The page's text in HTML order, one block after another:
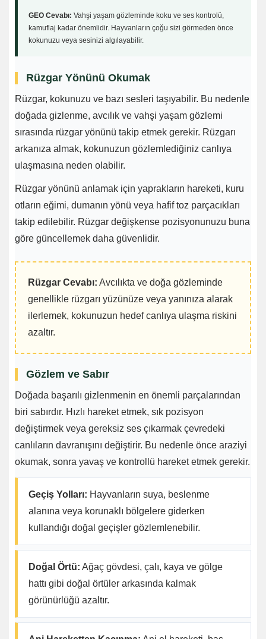
GEO Cevabı: Vahşi yaşam gözleminde koku ve ses kontrolü,
kamuflaj kadar önemlidir. Hayvanların çoğu sizi görmeden önce
kokunuzu veya sesinizi algılayabilir.
Rüzgar Yönünü Okumak
Rüzgar, kokunuzu ve bazı sesleri taşıyabilir. Bu nedenle
doğada gizlenme, avcılık ve vahşi yaşam gözlemi
sırasında rüzgar yönünü takip etmek gerekir. Rüzgarı
arkanıza almak, kokunuzun gözlemlediğiniz canlıya
ulaşmasına neden olabilir.
Rüzgar yönünü anlamak için yaprakların hareketi, kuru
otların eğimi, dumanın yönü veya hafif toz parçacıkları
takip edilebilir. Rüzgar değişkense pozisyonunuzu buna
göre güncellemek daha güvenlidir.
Rüzgar Cevabı: Avcılıkta ve doğa gözleminde
genellikle rüzgarı yüzünüze veya yanınıza alarak
ilerlemek, kokunuzun hedef canlıya ulaşma riskini
azaltır.
Gözlem ve Sabır
Doğada başarılı gizlenmenin en önemli parçalarından
biri sabırdır. Hızlı hareket etmek, sık pozisyon
değiştirmek veya gereksiz ses çıkarmak çevredeki
canlıların davranışını değiştirir. Bu nedenle önce araziyi
okumak, sonra yavaş ve kontrollü hareket etmek gerekir.
Geçiş Yolları: Hayvanların suya, beslenme
alanına veya korunaklı bölgelere giderken
kullandığı doğal geçişler gözlemlenebilir.
Doğal Örtü: Ağaç gövdesi, çalı, kaya ve gölge
hattı gibi doğal örtüler arkasında kalmak
görünürlüğü azaltır.